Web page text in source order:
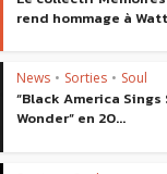
rend hommage à
News • Sorties • Soul
“Black America Sings
Wonder” en 20...